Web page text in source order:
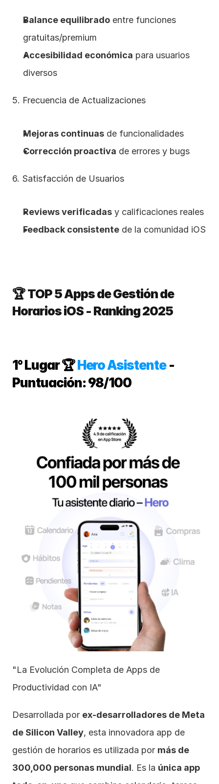
Balance equilibrado entre funciones
gratuitas/premium
Accesibilidad económica para usuarios
diversos
5. Frecuencia de Actualizaciones
Mejoras continuas de funcionalidades
Corrección proactiva de errores y bugs
6. Satisfacción de Usuarios
Reviews verificadas y calificaciones reales
Feedback consistente de la comunidad iOS
🏆 TOP 5 Apps de Gestión de
Horarios iOS - Ranking 2025
1° Lugar 🏆 Hero Asistente -
Puntuación: 98/100
"La Evolución Completa de Apps de
Productividad con IA"
Desarrollada por ex-desarrolladores de Meta
de Silicon Valley, esta innovadora app de
gestión de horarios es utilizada por más de
300,000 personas mundial. Es la única app